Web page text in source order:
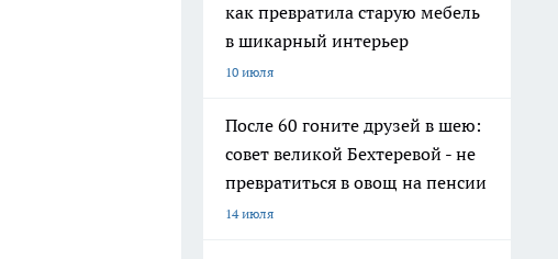
как превратила старую мебель
в шикарный интерьер
10 июля
После 60 гоните друзей в шею:
совет великой Бехтеревой - не
превратиться в овощ на пенсии
14 июля